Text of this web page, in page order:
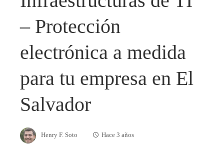
– Protección
electrónica a medida
para tu empresa en El
Salvador
Henry F. Soto Hace 3 años